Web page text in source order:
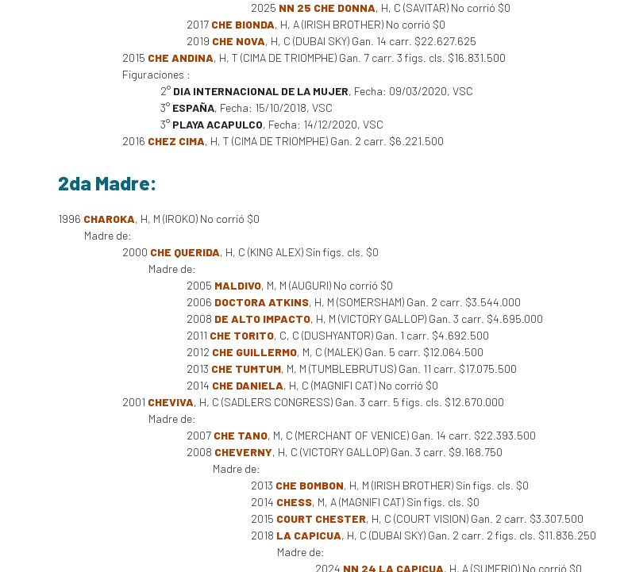
2025 NN 25 CHE DONNA, H, C (SAVITAR) No corrió $0
2017 CHE BIONDA, H, A (IRISH BROTHER) No corrió $0
2019 CHE NOVA, H, C (DUBAI SKY) Gan. 14 carr. $22.627.625
2015 CHE ANDINA, H, T (CIMA DE TRIOMPHE) Gan. 7 carr. 3 figs. cls. $16.831.500
Figuraciones :
2° DIA INTERNACIONAL DE LA MUJER, Fecha: 09/03/2020, VSC
3° ESPAÑA, Fecha: 15/10/2018, VSC
3° PLAYA ACAPULCO, Fecha: 14/12/2020, VSC
2016 CHEZ CIMA, H, T (CIMA DE TRIOMPHE) Gan. 2 carr. $6.221.500
2da Madre:
1996 CHAROKA, H, M (IROKO) No corrió $0
Madre de:
2000 CHE QUERIDA, H, C (KING ALEX) Sin figs. cls. $0
Madre de:
2005 MALDIVO, M, M (AUGURI) No corrió $0
2006 DOCTORA ATKINS, H, M (SOMERSHAM) Gan. 2 carr. $3.544.000
2008 DE ALTO IMPACTO, H, M (VICTORY GALLOP) Gan. 3 carr. $4.695.000
2011 CHE TORITO, C, C (DUSHYANTOR) Gan. 1 carr. $4.692.500
2012 CHE GUILLERMO, M, C (MALEK) Gan. 5 carr. $12.064.500
2013 CHE TUMTUM, M, M (TUMBLEBRUTUS) Gan. 11 carr. $17.075.500
2014 CHE DANIELA, H, C (MAGNIFI CAT) No corrió $0
2001 CHEVIVA, H, C (SADLERS CONGRESS) Gan. 3 carr. 5 figs. cls. $12.670.000
Madre de:
2007 CHE TANO, M, C (MERCHANT OF VENICE) Gan. 14 carr. $22.393.500
2008 CHEVERNY, H, C (VICTORY GALLOP) Gan. 3 carr. $9.168.750
Madre de:
2013 CHE BOMBON, H, M (IRISH BROTHER) Sin figs. cls. $0
2014 CHESS, M, A (MAGNIFI CAT) Sin figs. cls. $0
2015 COURT CHESTER, H, C (COURT VISION) Gan. 2 carr. $3.307.500
2018 LA CAPICUA, H, C (DUBAI SKY) Gan. 2 carr. 2 figs. cls. $11.836.250
Madre de:
2024 NN 24 LA CAPICUA, H, A (SUMERIO) No corrió $0